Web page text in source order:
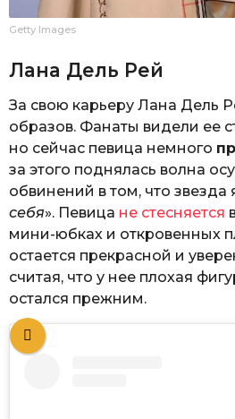
Getty Images
Лана Дель Рей
За свою карьеру Лана Дель
образов. Фанаты видели ее
но сейчас певица немного
за этого поднялась волна
обвинений в том, что звезда
себя». Певица не стесняется
мини-юбках и откровенных
остается прекрасной и
считая, что у нее плохая
остался прежним.